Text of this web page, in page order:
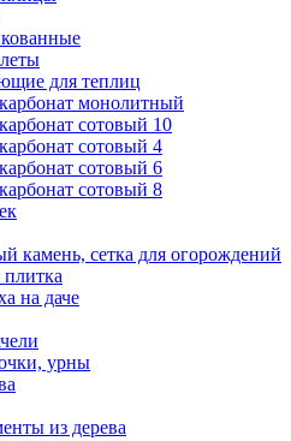
для теплиц
монолитный
сотовый 10
сотовый 4
сотовый 6
сотовый 8
камень, сетка для огорождений
плитка
на даче
урны
из дерева